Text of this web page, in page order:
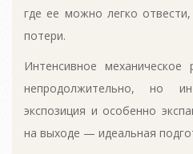
где ее можно легко
потери.
Интенсивное механическое
непродолжительно, но
экспозиция и особенно
на выходе — идеальная